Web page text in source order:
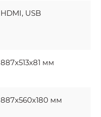
HDMI, USB
887x513x81 мм
887x560x180 мм